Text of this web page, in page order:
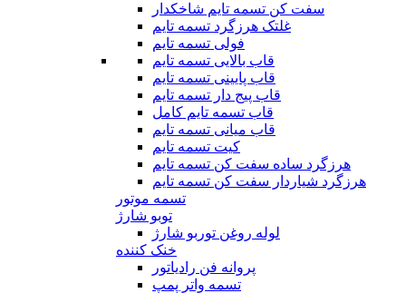
سفت کن تسمه تایم شاخکدار
غلتک هرزگرد تسمه تایم
فولی تسمه تایم
قاب بالایی تسمه تایم
قاب پایینی تسمه تایم
قاب پیج دار تسمه تایم
قاب تسمه تایم کامل
قاب میانی تسمه تایم
کیت تسمه تایم
هرزگرد ساده سفت کن تسمه تایم
هرزگرد شیاردار سفت کن تسمه تایم
تسمه موتور
توبو شارژ
لوله روغن توربو شارژ
خنک کننده
پروانه فن رادیاتور
تسمه واتر پمپ